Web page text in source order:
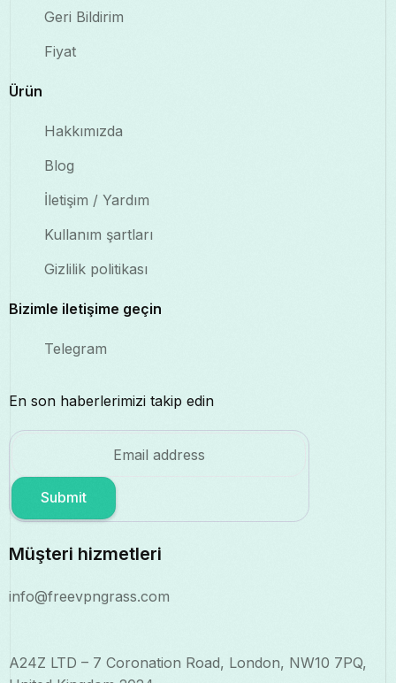
Geri Bildirim
Fiyat
Ürün
Hakkımızda
Blog
İletişim / Yardım
Kullanım şartları
Gizlilik politikası
Bizimle iletişime geçin
Telegram
En son haberlerimizi takip edin
Submit
Müşteri hizmetleri
info@freevpngrass.com
A24Z LTD – 7 Coronation Road, London, NW10 7PQ,